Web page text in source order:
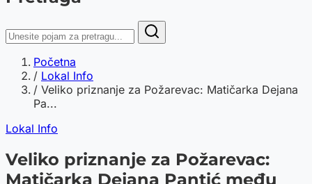
Početna
/ Lokal Info
/ Veliko priznanje za Požarevac: Matičarka Dejana
Pa...
Lokal Info
Veliko priznanje za Požarevac:
Matičarka Dejana Pantić među